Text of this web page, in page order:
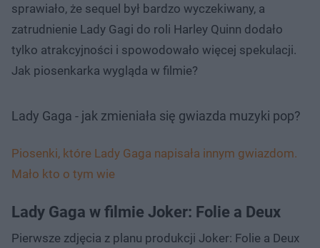
sprawiało, że sequel był bardzo wyczekiwany, a
zatrudnienie Lady Gagi do roli Harley Quinn dodało
tylko atrakcyjności i spowodowało więcej spekulacji.
Jak piosenkarka wygląda w filmie?
Lady Gaga - jak zmieniała się gwiazda muzyki pop?
Piosenki, które Lady Gaga napisała innym gwiazdom.
Mało kto o tym wie
Lady Gaga w filmie Joker: Folie a Deux
Pierwsze zdjęcia z planu produkcji Joker: Folie a Deux